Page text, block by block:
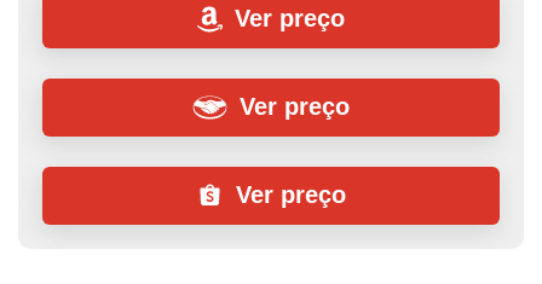
Ver preço
Ver preço
Ver preço